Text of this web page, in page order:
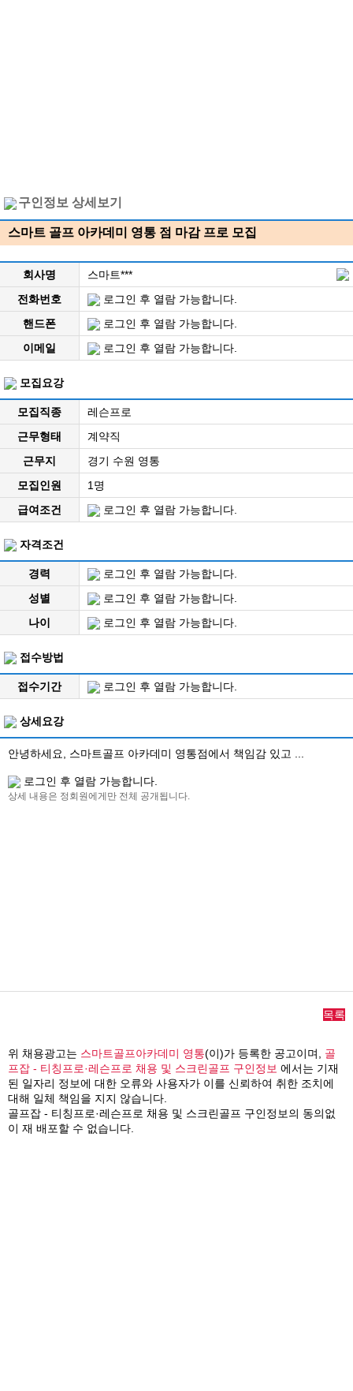
구인정보 상세보기
스마트 골프 아카데미 영통 점 마감 프로 모집
회사명
스마트***
전화번호
로그인 후 열람 가능합니다.
핸드폰
로그인 후 열람 가능합니다.
이메일
로그인 후 열람 가능합니다.
모집요강
모집직종
레슨프로
근무형태
계약직
근무지
경기 수원 영통
모집인원
1명
급여조건
로그인 후 열람 가능합니다.
자격조건
경력
로그인 후 열람 가능합니다.
성별
로그인 후 열람 가능합니다.
나이
로그인 후 열람 가능합니다.
접수방법
접수기간 로그인 후 열람 가능합니다.
상세요강
안녕하세요, 스마트골프 아카데미 영통점에서 책임감 있고 ...
로그인 후 열람 가능합니다.
상세 내용은 정회원에게만 전체 공개됩니다.
목록
위 채용광고는 스마트골프아카데미 영통(이)가 등록한 공고이며, 골
프잡 - 티칭프로·레슨프로 채용 및 스크린골프 구인정보 에서는 기재
된 일자리 정보에 대한 오류와 사용자가 이를 신뢰하여 취한 조치에
대해 일체 책임을 지지 않습니다.
골프잡 - 티칭프로·레슨프로 채용 및 스크린골프 구인정보의 동의없
이 재 배포할 수 없습니다.